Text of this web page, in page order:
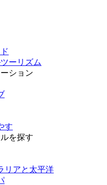
ーリズム
ション
す
を探す
リアと太平洋